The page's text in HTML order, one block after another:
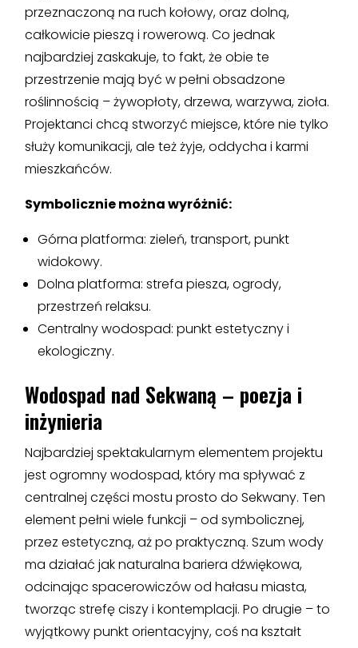
przeznaczoną na ruch kołowy, oraz dolną,
całkowicie pieszą i rowerową. Co jednak
najbardziej zaskakuje, to fakt, że obie te
przestrzenie mają być w pełni obsadzone
roślinnością – żywopłoty, drzewa, warzywa, zioła.
Projektanci chcą stworzyć miejsce, które nie tylko
służy komunikacji, ale też żyje, oddycha i karmi
mieszkańców.
Symbolicznie można wyróżnić:
Górna platforma: zieleń, transport, punkt
widokowy.
Dolna platforma: strefa piesza, ogrody,
przestrzeń relaksu.
Centralny wodospad: punkt estetyczny i
ekologiczny.
Wodospad nad Sekwaną – poezja i
inżynieria
Najbardziej spektakularnym elementem projektu
jest ogromny wodospad, który ma spływać z
centralnej części mostu prosto do Sekwany. Ten
element pełni wiele funkcji – od symbolicznej,
przez estetyczną, aż po praktyczną. Szum wody
ma działać jak naturalna bariera dźwiękowa,
odcinając spacerowiczów od hałasu miasta,
tworząc strefę ciszy i kontemplacji. Po drugie – to
wyjątkowy punkt orientacyjny, coś na kształt